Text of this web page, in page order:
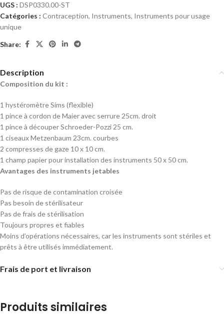
UGS : DSP0330.00-ST
Catégories : Contraception, Instruments, Instruments pour usage
unique
Share:
Description
Composition du kit :
1 hystéromètre Sims (flexible)
1 pince à cordon de Maier avec serrure 25cm. droit
1 pince à découper Schroeder-Pozzi 25 cm.
1 ciseaux Metzenbaum 23cm. courbes
2 compresses de gaze 10 x 10 cm.
1 champ papier pour installation des instruments 50 x 50 cm.
Avantages des instruments jetables
Pas de risque de contamination croisée
Pas besoin de stérilisateur
Pas de frais de stérilisation
Toujours propres et fiables
Moins d’opérations nécessaires, car les instruments sont stériles et
prêts à être utilisés immédiatement.
Frais de port et livraison
Produits similaires